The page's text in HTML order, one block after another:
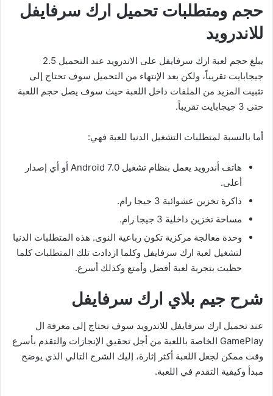
حجم ومتطلبات تحميل ارك سرفايفل
للاندرويد
يبلغ حجم لعبة ارك سرفايفل على الاندرويد عند التحميل 2.5
جيجابايت تقريباً، ولكن بعد الإنتهاء من التحميل سوف تحتاج إلى
تثبيت المزيد من الملفات داخل اللعبة حيث سوف يصل حجم اللعبة
حتى 3 جيجابايت تقريباً.
أما بالنسبة لمتطلبات التشغيل الدنيا للعبة فهي:
هاتف أندرويد يعمل بنظام تشغيل Android 7.0 أو أي إصدار
أعلى.
ذاكرة تخزين عشوائية 3 جيجا رام.
مساحة تخزين داخلية 3 جيجا رام.
وحدة معالجة مركزية تكون رباعية النوى. هذه المتطلبات الدنيا
لتشغيل لعبة ارك سرفايفل وكلما ازدادت تلك المتطلبات كلما
حظيت بتجربة لعبة أفضل وأمتع وكذلك أسرع.
شرح جيم بلاي ارك سرفايفل
عند تحميل ارك سرفايفل للاندرويد سوف تحتاج إلى معرفة ال
GamePlay الخاصة باللعبة من أجل تحقيق الإنجازات والتقدم بأسرع
وقت ممكن لجعل اللعبة أكثر إثارة، إليك الشرح التالي الذي يوضح
مبدأ وكيفية التقدم في اللعبة.